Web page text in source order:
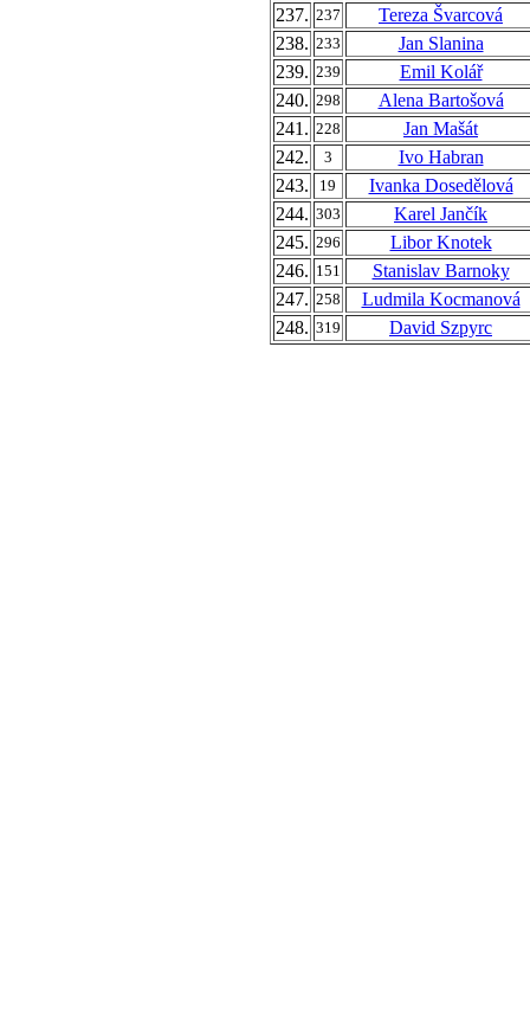
237. 237
Tereza Švarcová
238. 233
Jan Slanina
239. 239
Emil Kolář
240. 298
Alena Bartošová
241. 228
Jan Mašát
242.
3
Ivo Habran
243.
19
Ivanka Dosedělová
244. 303
Karel Jančík
245. 296
Libor Knotek
246. 151
Stanislav Barnoky
247. 258
Ludmila Kocmanová
248. 319 David Szpyrc